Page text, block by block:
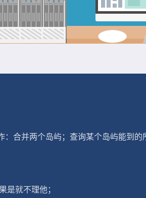
：合并两个岛屿；查询某个岛屿能到的
是就不理他；